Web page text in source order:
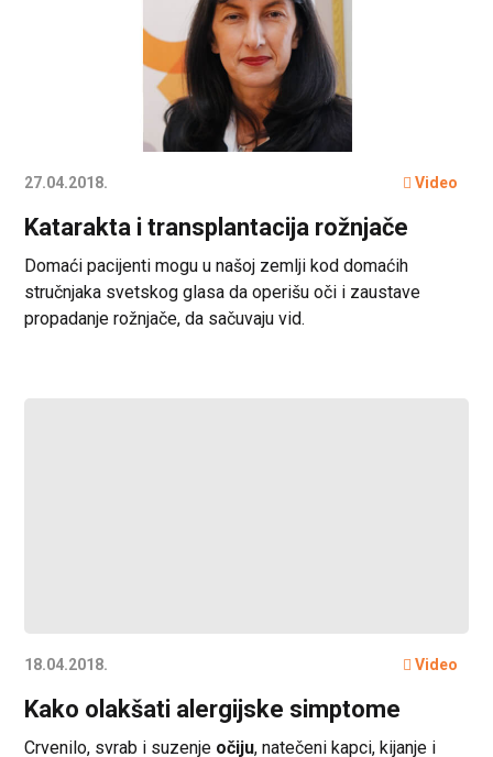
27.04.2018. Video
Katarakta i transplantacija rožnjače
Domaći pacijenti mogu u našoj zemlji kod domaćih
stručnjaka svetskog glasa da operišu oči i zaustave
propadanje rožnjače, da sačuvaju vid.
18.04.2018. Video
Kako olakšati alergijske simptome
Crvenilo, svrab i suzenje očiju, natečeni kapci, kijanje i